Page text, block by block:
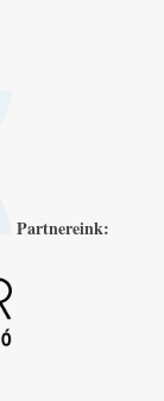
Partnereink: